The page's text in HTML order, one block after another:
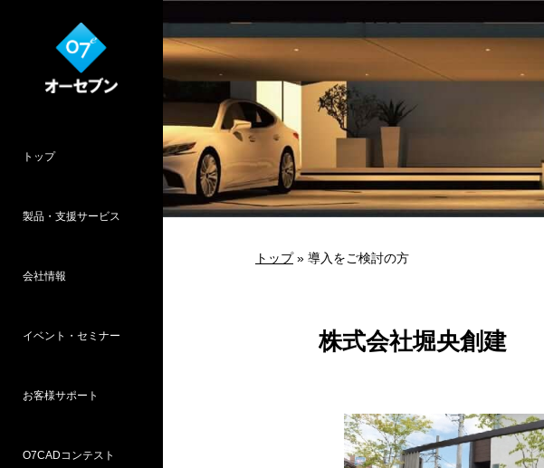
トップ
製品・支援サービス
パース作品集
お客様インタビュー
推奨システム環境
会社情報
イベント・セミナー
お客様サポート
O7CADコンテスト
トップ» 導入をご検討の方
株式会社堀央創建